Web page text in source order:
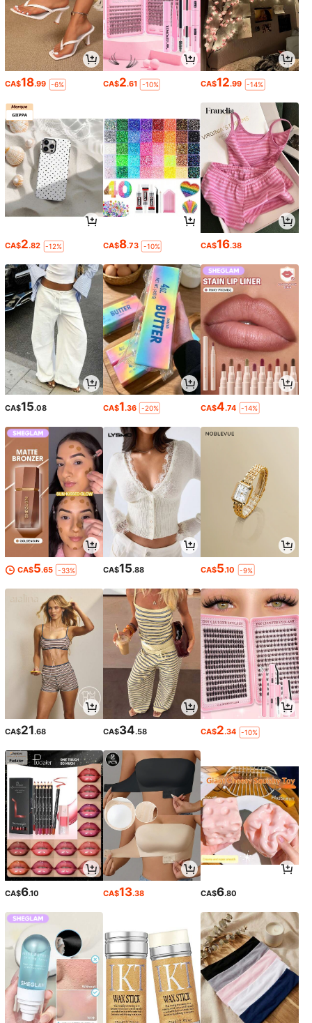
CA$18.99 -6% CA$2.61 -10% CA$12.99 -14%
CA$2.82 -12% CA$8.73 -10% CA$16.38
CA$15.08 CA$1.36 -20% CA$4.74 -14%
CA$5.65 -33% CA$15.88 CA$5.10 -9%
CA$21.68 CA$34.58 CA$2.34 -10%
CA$6.10 CA$13.38 CA$6.80